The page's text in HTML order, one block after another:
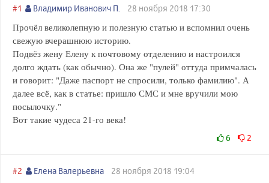
#1 Владимир Иванович П. 28 ноября 2018 17:30
Прочёл великолепную и полезную статью и вспомнил очень
свежую вчерашнюю историю.
Подвёз жену Елену к почтовому отделению и настроился
долго ждать (как обычно). Она же "пулей" оттуда примчалась
и говорит: "Даже паспорт не спросили, только фамилию". А
далее всё, как в статье: пришло СМС и мне вручили мою
посылочку."
Вот такие чудеса 21-го века!
6 2
#2 Елена Валерьевна 28 ноября 2018 19:04